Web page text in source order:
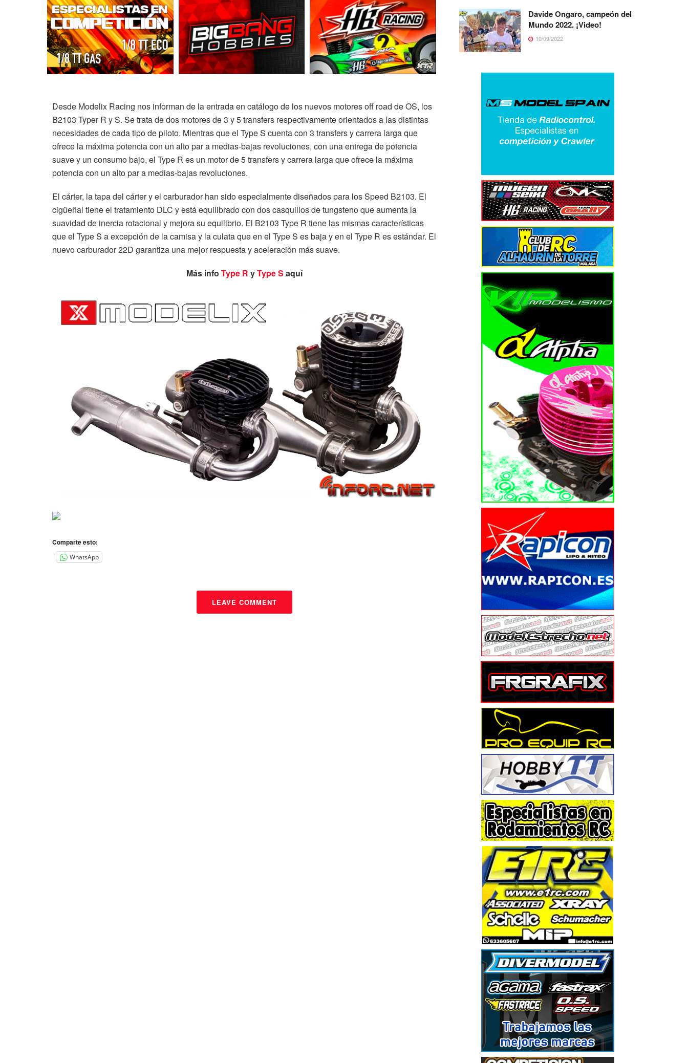
Desde Modelix Racing nos informan de la entrada en catálogo de los nuevos motores off road de OS, los
B2103 Typer R y S. Se trata de dos motores de 3 y 5 transfers respectivamente orientados a las distintas
necesidades de cada tipo de piloto. Mientras que el Type S cuenta con 3 transfers y carrera larga que
ofrece la máxima potencia con un alto par a medias-bajas revoluciones, con una entrega de potencia
suave y un consumo bajo, el Type R es un motor de 5 transfers y carrera larga que ofrece la máxima
potencia con un alto par a medias-bajas revoluciones.
El cárter, la tapa del cárter y el carburador han sido especialmente diseñados para los Speed B2103. El
cigüeñal tiene el tratamiento DLC y está equilibrado con dos casquillos de tungsteno que aumenta la
suavidad de inercia rotacional y mejora su equilibrio. El B2103 Type R tiene las mismas características
que el Type S a excepción de la camisa y la culata que en el Type S es baja y en el Type R es estándar. El
nuevo carburador 22D garantiza una mejor respuesta y aceleración más suave.
Más info Type R yType S aquí
Comparte esto:
WhatsApp
LEAVE COMMENT
Davide Ongaro, campeón del
Mundo 2022. ¡Video!
10/09/2022